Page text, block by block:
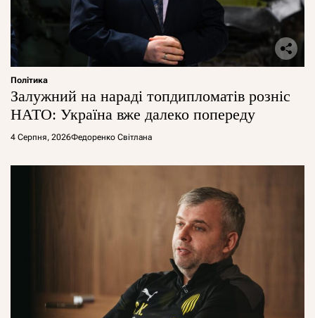
Політика
Залужний на нараді топдипломатів розніс
НАТО: Україна вже далеко попереду
4 Серпня, 2026Федоренко Світлана